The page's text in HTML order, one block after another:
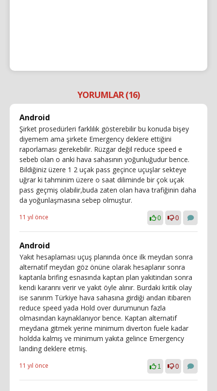
YORUMLAR (16)
Android
Şirket prosedürleri farklılık gösterebilir bu konuda bişey
diyemem ama şirkete Emergency deklere ettiğini
raporlaması gerekebilir. Rüzgar değil reduce speed e
sebeb olan o anki hava sahasının yoğunluğudur bence.
Bildiğiniz üzere 1 2 uçak pass geçince uçuşlar sekteye
uğrar ki tahminim üzere o saat diliminde bir çok uçak
pass geçmiş olabilir,buda zaten olan hava trafiğinin daha
da yoğunlaşmasına sebep olmuştur.
11 yıl önce 0 0
Android
Yakıt hesaplaması uçuş planında önce ilk meydan sonra
alternatif meydan göz önüne olarak hesaplanır sonra
kaptanla brifing esnasında kaptan plan yakitindan sonra
kendi kararını verir ve yakıt öyle alınır. Burdaki kritik olay
ise sanırım Türkiye hava sahasına girdiği andan itibaren
reduce speed yada Hold over durumunun fazla
olmasından kaynaklanıyor bence. Kaptan alternatif
meydana gitmek yerine minimum diverton fuele kadar
holdda kalmış ve minimum yakıta gelince Emergency
landing deklere etmiş.
11 yıl önce 1 0